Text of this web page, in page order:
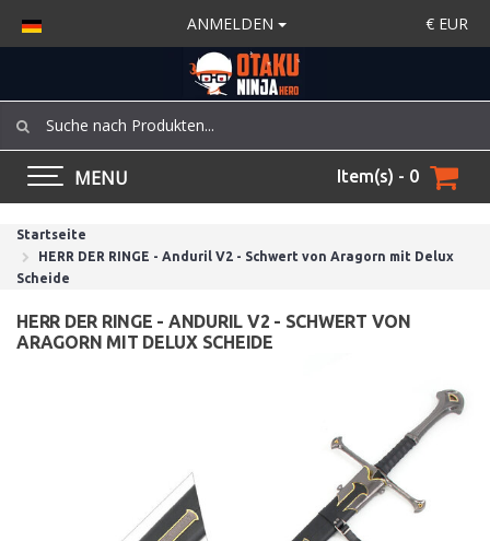
ANMELDEN € EUR
MENU Item(s) - 0
Startseite
HERR DER RINGE - Anduril V2 - Schwert von Aragorn mit Delux
Scheide
HERR DER RINGE - ANDURIL V2 - SCHWERT VON
ARAGORN MIT DELUX SCHEIDE